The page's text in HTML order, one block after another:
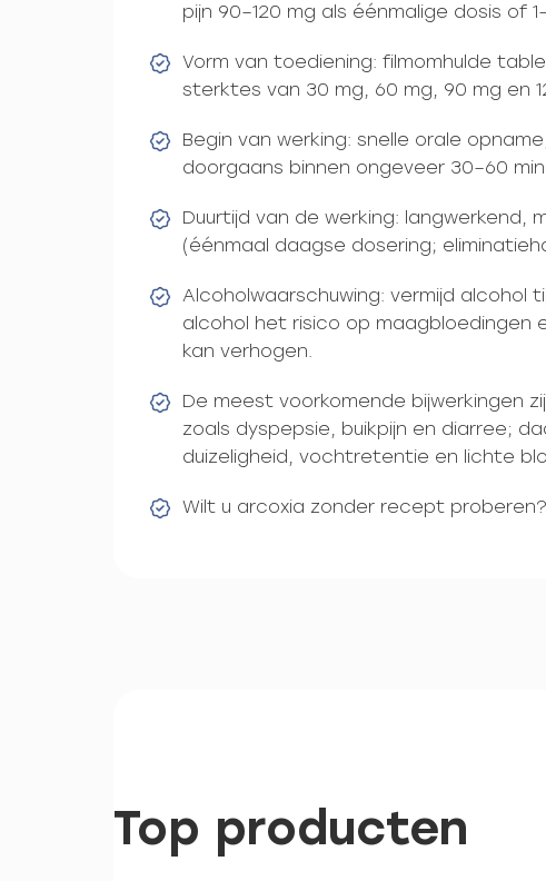
pijn 90–120 mg als éénmalige dosis of
Vorm van toediening: filmomhulde
sterktes van 30 mg, 60 mg, 90 mg en
Begin van werking: snelle orale
doorgaans binnen ongeveer 30–60
Duurtijd van de werking: langwerkend,
(éénmaal daagse dosering;
Alcoholwaarschuwing: vermijd alcohol
alcohol het risico op maagbloedingen
kan verhogen.
De meest voorkomende bijwerkingen
zoals dyspepsie, buikpijn en diarree;
duizeligheid, vochtretentie en lichte
Wilt u arcoxia zonder recept proberen?
Top producten